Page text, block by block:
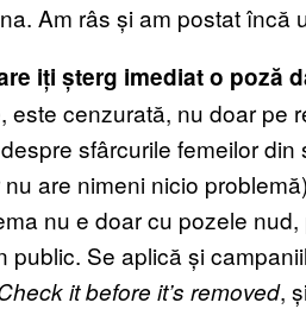
Am râs și am postat încă
iți șterg imediat o poză
este cenzurată, nu doar pe
sfârcurile femeilor
are nimeni nicio
nu e doar cu pozele
Se aplică și
it before it’s removed,